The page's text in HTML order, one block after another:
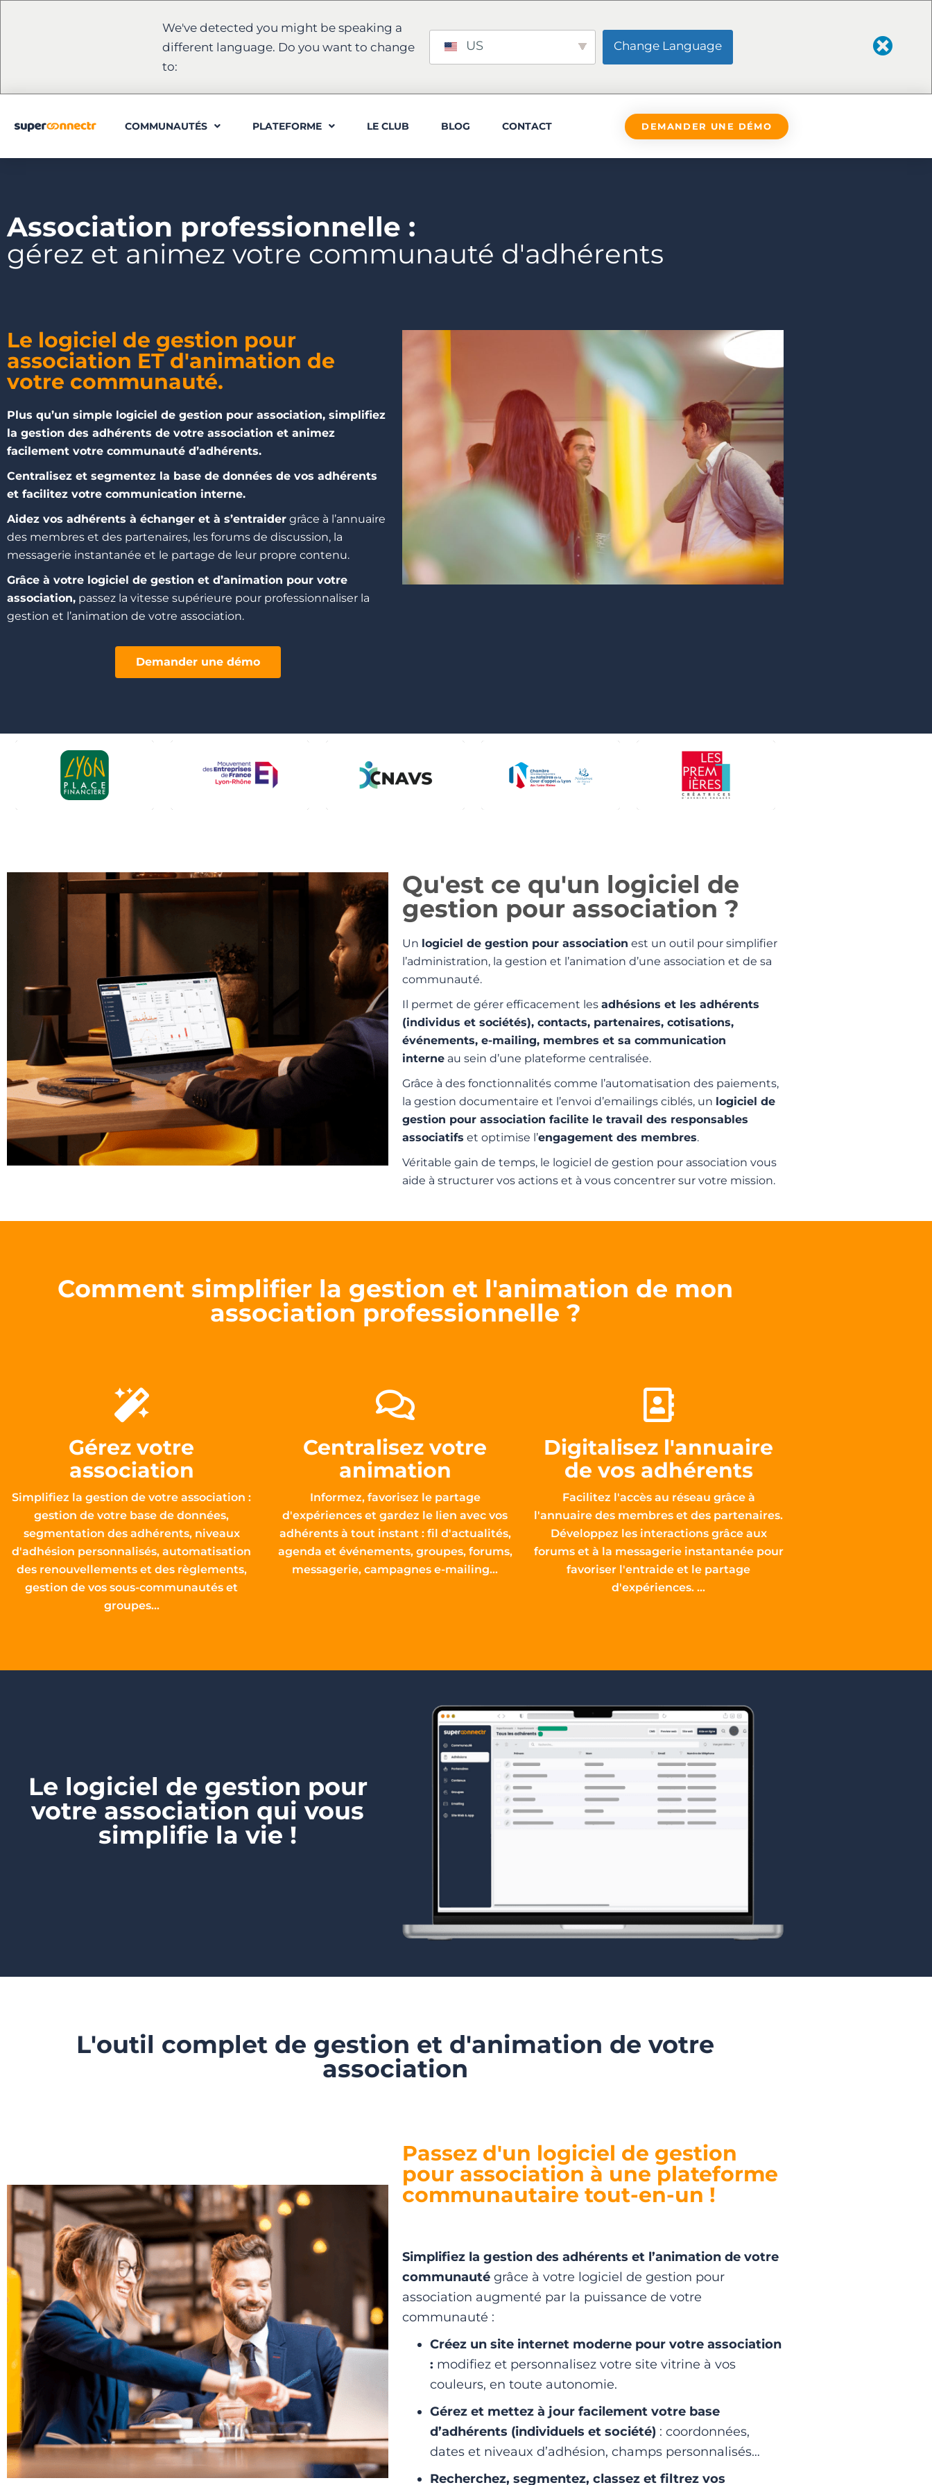
We've detected you might be speaking a
different language. Do you want to change
to:
US Change Language
COMMUNAUTÉS PLATEFORME LE CLUB BLOG CONTACT DEMANDER UNE DÉMO
Association professionnelle :
gérez et animez votre communauté d'adhérents
Le logiciel de gestion pour
association ET d'animation de
votre communauté.
Plus qu’un simple logiciel de gestion pour association, simplifiez
la gestion des adhérents de votre association et animez
facilement votre communauté d’adhérents.
Centralisez et segmentez la base de données de vos adhérents
et facilitez votre communication interne.
Aidez vos adhérents à échanger et à s’entraider grâce à l’annuaire
des membres et des partenaires, les forums de discussion, la
messagerie instantanée et le partage de leur propre contenu.
Grâce à votre logiciel de gestion et d’animation pour votre
association, passez la vitesse supérieure pour professionnaliser la
gestion et l’animation de votre association.
Demander une démo
Qu'est ce qu'un logiciel de
gestion pour association ?
Un logiciel de gestion pour association est un outil pour simplifier
l’administration, la gestion et l’animation d’une association et de sa
communauté.
Il permet de gérer efficacement les adhésions et les adhérents
(individus et sociétés), contacts, partenaires, cotisations,
événements, e-mailing, membres et sa communication
interne au sein d’une plateforme centralisée.
Grâce à des fonctionnalités comme l’automatisation des paiements,
la gestion documentaire et l’envoi d’emailings ciblés, un logiciel de
gestion pour association facilite le travail des responsables
associatifs et optimise l’engagement des membres.
Véritable gain de temps, le logiciel de gestion pour association vous
aide à structurer vos actions et à vous concentrer sur votre mission.
Comment simplifier la gestion et l'animation de mon
association professionnelle ?
Gérez votre
association
Simplifiez la gestion de votre association :
gestion de votre base de données,
segmentation des adhérents, niveaux
d'adhésion personnalisés, automatisation
des renouvellements et des règlements,
gestion de vos sous-communautés et
groupes...
Centralisez votre
animation
Informez, favorisez le partage
d'expériences et gardez le lien avec vos
adhérents à tout instant : fil d'actualités,
agenda et événements, groupes, forums,
messagerie, campagnes e-mailing…
Digitalisez l'annuaire
de vos adhérents
Facilitez l'accès au réseau grâce à
l'annuaire des membres et des partenaires.
Développez les interactions grâce aux
forums et à la messagerie instantanée pour
favoriser l'entraide et le partage
d'expériences. ...
Le logiciel de gestion pour
votre association qui vous
simplifie la vie !
L'outil complet de gestion et d'animation de votre
association
Passez d'un logiciel de gestion
pour association à une plateforme
communautaire tout-en-un !
Simplifiez la gestion des adhérents et l’animation de votre
communauté grâce à votre logiciel de gestion pour
association augmenté par la puissance de votre
communauté :
Créez un site internet moderne pour votre association
: modifiez et personnalisez votre site vitrine à vos
couleurs, en toute autonomie.
Gérez et mettez à jour facilement votre base
d’adhérents (individuels et société) : coordonnées,
dates et niveaux d’adhésion, champs personnalisés…
Recherchez, segmentez, classez et filtrez vos